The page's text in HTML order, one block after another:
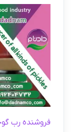
فروشنده رب